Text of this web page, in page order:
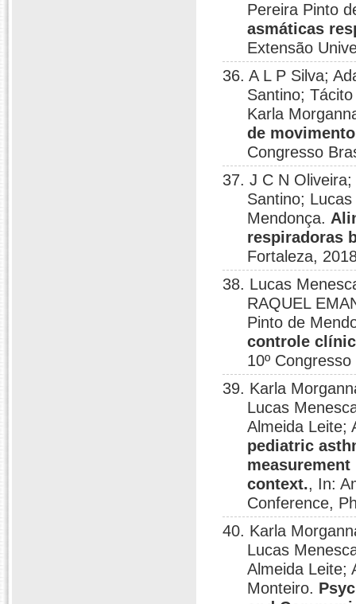
Pereira Pinto
asmáticas
Extensão
36. A L P Silva;
Santino;
Karla
de
Congresso
37. J C N
Santino;
Mendonça.
respiradoras
Fortaleza,
38. Lucas
RAQUEL
Pinto de
controle
10º
39. Karla
Lucas
Almeida Leite;
pediatric
context., In:
Conference,
40. Karla
Lucas
Almeida Leite;
Monteiro.